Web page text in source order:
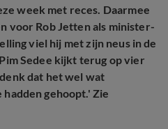
week met reces. Daarmee
voor Rob Jetten als minister-
viel hij met zijn neus in de
Sedee kijkt terug op vier
dat het wel wat
gehoopt.' Zie